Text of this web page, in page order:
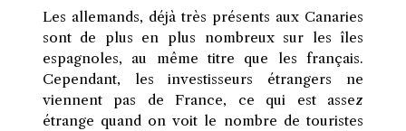
Les allemands, déjà très présents aux Canaries
sont de plus en plus nombreux sur les îles
espagnoles, au même titre que les français.
Cependant, les investisseurs étrangers ne
viennent pas de France, ce qui est assez
étrange quand on voit le nombre de touristes